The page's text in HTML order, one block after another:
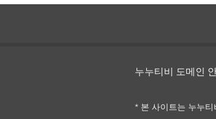
누누티비 도메인
* 본 사이트는 누누티